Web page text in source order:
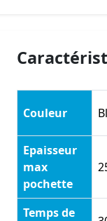
Couleur
Epaisseur
max
pochette
Temps de